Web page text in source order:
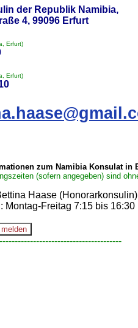
der Republik Namibia,
4, 99096 Erfurt
Erfurt)
Erfurt)
zum Namibia Konsulat in
(sofern angegeben) sind
Haase
Montag-Freitag 7:15 bis 16:30